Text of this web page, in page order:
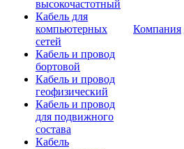
высокочастотный
Кабель для
компьютерных
сетей
Кабель и провод
бортовой
Кабель и провод
геофизический
Кабель и провод
для подвижного
состава
Кабель
Компания